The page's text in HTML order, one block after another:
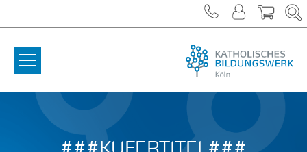
###KUFERTITEL###